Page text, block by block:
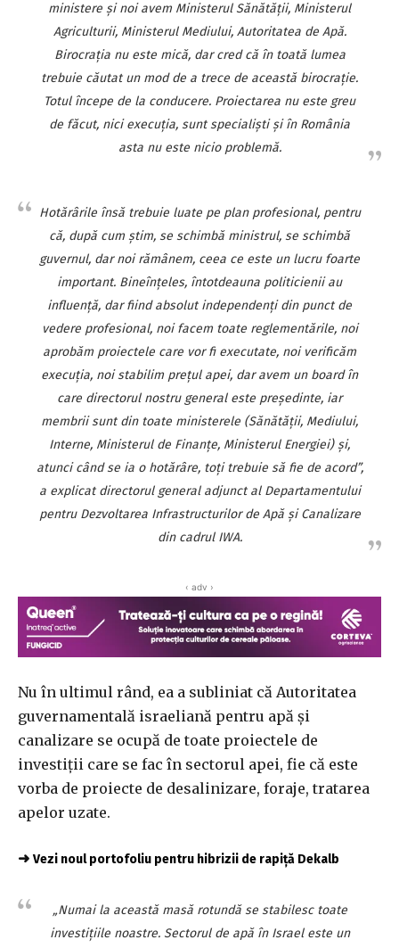
ministere şi noi avem Ministerul Sănătăţii, Ministerul
Agriculturii, Ministerul Mediului, Autoritatea de Apă.
Birocraţia nu este mică, dar cred că în toată lumea
trebuie căutat un mod de a trece de această birocraţie.
Totul începe de la conducere. Proiectarea nu este greu
de făcut, nici execuţia, sunt specialişti şi în România
asta nu este nicio problemă.
Hotărârile însă trebuie luate pe plan profesional, pentru
că, după cum ştim, se schimbă ministrul, se schimbă
guvernul, dar noi rămânem, ceea ce este un lucru foarte
important. Bineînţeles, întotdeauna politicienii au
influenţă, dar fiind absolut independenţi din punct de
vedere profesional, noi facem toate reglementările, noi
aprobăm proiectele care vor fi executate, noi verificăm
execuţia, noi stabilim preţul apei, dar avem un board în
care directorul nostru general este preşedinte, iar
membrii sunt din toate ministerele (Sănătăţii, Mediului,
Interne, Ministerul de Finanţe, Ministerul Energiei) şi,
atunci când se ia o hotărâre, toţi trebuie să fie de acord”,
a explicat directorul general adjunct al Departamentului
pentru Dezvoltarea Infrastructurilor de Apă şi Canalizare
din cadrul IWA.
‹ adv ›
Nu în ultimul rând, ea a subliniat că Autoritatea
guvernamentală israeliană pentru apă şi
canalizare se ocupă de toate proiectele de
investiţii care se fac în sectorul apei, fie că este
vorba de proiecte de desalinizare, foraje, tratarea
apelor uzate.
➜ Vezi noul portofoliu pentru hibrizii de rapiță Dekalb
„Numai la această masă rotundă se stabilesc toate
investiţiile noastre. Sectorul de apă în Israel este un